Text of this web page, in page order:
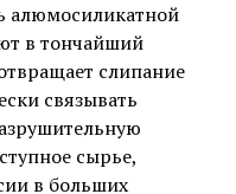
алюмосиликатной
в тончайший
слипание
связывать
сырье,
в больших